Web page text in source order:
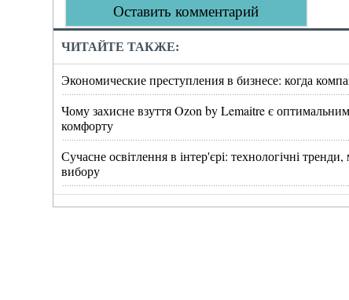
Оставить комментарий
ЧИТАЙТЕ ТАКЖЕ:
Экономические преступления в бизнесе: когда
Чому захисне взуття Ozon by Lemaitre є
комфорту
Сучасне освітлення в інтер'єрі: технологічні
вибору